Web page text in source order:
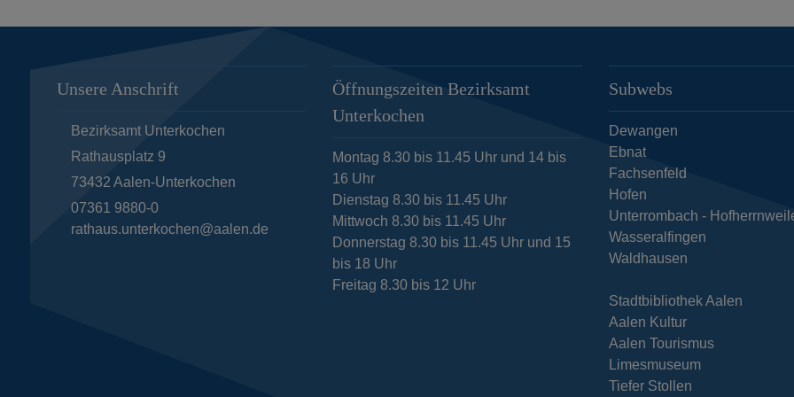
Unsere Anschrift
Bezirksamt Unterkochen
Rathausplatz 9
73432 Aalen-Unterkochen
07361 9880-0
rathaus.unterkochen@aalen.de
Öffnungszeiten Bezirksamt
Unterkochen
Montag 8.30 bis 11.45 Uhr und 14 bis
16 Uhr
Dienstag 8.30 bis 11.45 Uhr
Mittwoch 8.30 bis 11.45 Uhr
Donnerstag 8.30 bis 11.45 Uhr und 15
bis 18 Uhr
Freitag 8.30 bis 12 Uhr
Subwebs
Dewangen
Ebnat
Fachsenfeld
Hofen
Unterrombach -
Wasseralfingen
Waldhausen
Stadtbibliothek Aalen
Aalen Kultur
Aalen Tourismus
Limesmuseum
Tiefer Stollen